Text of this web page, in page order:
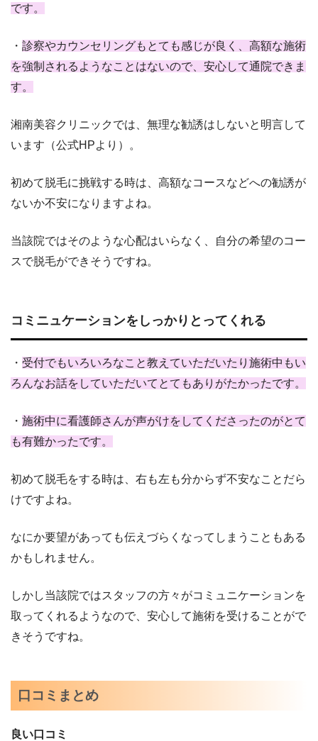
です。
・ 診察やカウンセリングもとても感じが良く、高額な施術
を強制されるようなことはないので、安心して通院できま
す。
湘南美容クリニックでは、無理な勧誘はしないと明言して
います（公式HPより）。
初めて脱毛に挑戦する時は、高額なコースなどへの勧誘が
ないか不安になりますよね。
当該院ではそのような心配はいらなく、自分の希望のコー
スで脱毛ができそうですね。
コミニュケーションをしっかりとってくれる
・ 受付でもいろいろなこと教えていただいたり施術中もい
ろんなお話をしていただいてとてもありがたかったです。
・ 施術中に看護師さんが声がけをしてくださったのがとて
も有難かったです。
初めて脱毛をする時は、右も左も分からず不安なことだら
けですよね。
なにか要望があっても伝えづらくなってしまうこともある
かもしれません。
しかし当該院ではスタッフの方々がコミュニケーションを
取ってくれるようなので、安心して施術を受けることがで
きそうですね。
口コミまとめ
良い口コミ